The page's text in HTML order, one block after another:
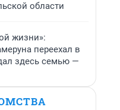
области
жизни»:
переехал в
здесь семью —